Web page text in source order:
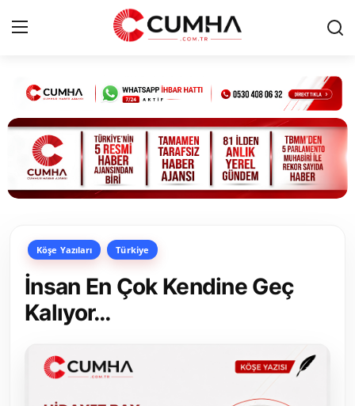
Kurumsal
Cumhurbaşkanlığı
Bakanlıklar
Siyasi Partiler
Yerel Yönetimler
Toplum ve Yaşam
Köşe Yazıları Türkiye
İnsan En Çok Kendine Geç
Kalıyor…